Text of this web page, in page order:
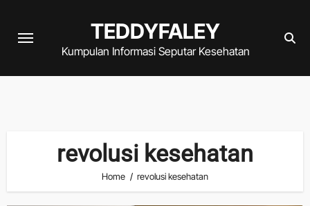
TEDDYFALEY
Kumpulan Informasi Seputar Kesehatan
revolusi kesehatan
Home revolusi kesehatan